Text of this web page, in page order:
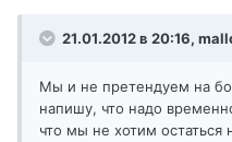
21.01.2012 в 20:16,
Мы и не претендуем на
напишу, что надо
что мы не хотим остаться